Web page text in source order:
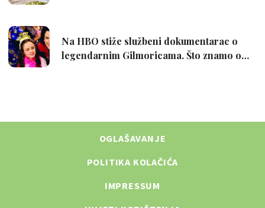
OGLAŠAVANJE
POLITIKA KOLAČIĆA
IMPRESSUM